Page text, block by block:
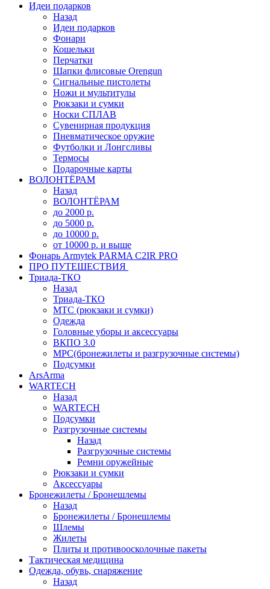
Идеи подарков
Назад
Идеи подарков
Фонари
Кошельки
Перчатки
Шапки флисовые Orengun
Сигнальные пистолеты
Ножи и мультитулы
Рюкзаки и сумки
Носки СПЛАВ
Сувенирная продукция
Пневматическое оружие
Футболки и Лонгсливы
Термосы
Подарочные карты
ВОЛОНТЁРАМ
Назад
ВОЛОНТЁРАМ
до 2000 р.
до 5000 р.
до 10000 р.
от 10000 р. и выше
Фонарь Armytek PARMA C2IR PRO
ПРО ПУТЕШЕСТВИЯ
Триада-ТКО
Назад
Триада-ТКО
МТС (рюкзаки и сумки)
Одежда
Головные уборы и аксессуары
ВКПО 3.0
МРС(бронежилеты и разгрузочные системы)
Подсумки
ArsArma
WARTECH
Назад
WARTECH
Подсумки
Разгрузочные системы
Назад
Разгрузочные системы
Ремни оружейные
Рюкзаки и сумки
Аксессуары
Бронежилеты / Бронешлемы
Назад
Бронежилеты / Бронешлемы
Шлемы
Жилеты
Плиты и противоосколочные пакеты
Тактическая медицина
Одежда, обувь, снаряжение
Назад